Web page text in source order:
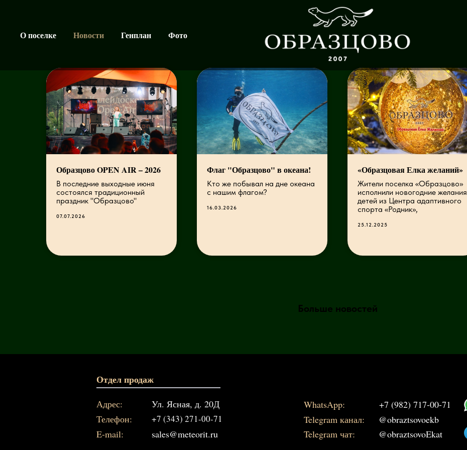
О поселке Новости Генплан Фото
Образцово OPEN AIR – 2026
В последние выходные июня
состоялся традиционный
праздник "Образцово"
07.07.2026
Флаг "Образцово" в океана!
Кто же побывал на дне океана
с нашим флагом?
16.03.2026
«Образцовая Елка желаний»
Жители поселка «Образцово»
исполнили новогодние желания
детей из Центра адаптивного
спорта «Родник»,
25.12.2025
Больше новостей
Отдел продаж
Telegram канал:
WhatsApp:
@obraztsovoekb
Telegram чат:
@obraztsovoEkat
+7 (982) 717-00-71
Ул. Ясная, д. 20Д
+7 (343) 271-00-71
sales@meteorit.ru
Адрес:
Телефон:
E-mail: